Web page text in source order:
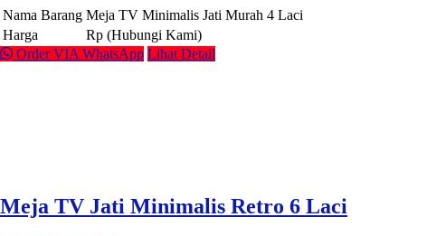
Nama Barang Meja TV Minimalis Jati Murah 4 Laci
Harga
Rp (Hubungi Kami)
Order VIA WhatsApp Lihat Detail
Meja TV Jati Minimalis Retro 6 Laci